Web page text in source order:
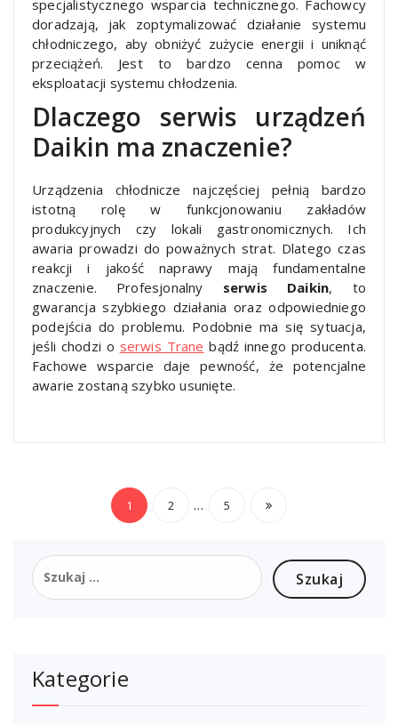
specjalistycznego wsparcia technicznego. Fachowcy
doradzają, jak zoptymalizować działanie systemu
chłodniczego, aby obniżyć zużycie energii i uniknąć
przeciążeń. Jest to bardzo cenna pomoc w
eksploatacji systemu chłodzenia.
Dlaczego serwis urządzeń
Daikin ma znaczenie?
Urządzenia chłodnicze najczęściej pełnią bardzo
istotną rolę w funkcjonowaniu zakładów
produkcyjnych czy lokali gastronomicznych. Ich
awaria prowadzi do poważnych strat. Dlatego czas
reakcji i jakość naprawy mają fundamentalne
znaczenie. Profesjonalny serwis Daikin, to
gwarancja szybkiego działania oraz odpowiedniego
podejścia do problemu. Podobnie ma się sytuacja,
jeśli chodzi o serwis Trane bądź innego producenta.
Fachowe wsparcie daje pewność, że potencjalne
awarie zostaną szybko usunięte.
Stronicowanie
1 2 … 5
Szukaj:
Kategorie